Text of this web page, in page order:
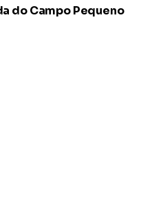
do Campo Pequeno